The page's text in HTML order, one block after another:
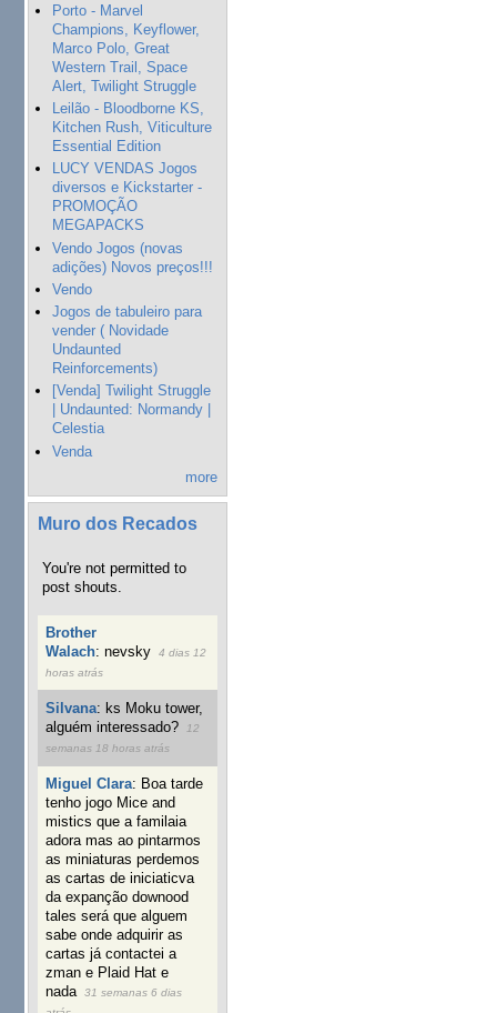
Porto - Marvel
Champions, Keyflower,
Marco Polo, Great
Western Trail, Space
Alert, Twilight Struggle
Leilão - Bloodborne KS,
Kitchen Rush, Viticulture
Essential Edition
LUCY VENDAS Jogos
diversos e Kickstarter -
PROMOÇÃO
MEGAPACKS
Vendo Jogos (novas
adições) Novos preços!!!
Vendo
Jogos de tabuleiro para
vender ( Novidade
Undaunted
Reinforcements)
[Venda] Twilight Struggle
| Undaunted: Normandy |
Celestia
Venda
more
Muro dos Recados
You're not permitted to
post shouts.
Brother
Walach:nevsky
4 dias 12
horas atrás
Silvana: ks Moku tower,
alguém interessado?
12
semanas 18 horas atrás
Miguel Clara: Boa tarde
tenho jogo Mice and
mistics que a familaia
adora mas ao pintarmos
as miniaturas perdemos
as cartas de iniciaticva
da expanção downood
tales será que alguem
sabe onde adquirir as
cartas já contactei a
zman e Plaid Hat e
nada
31 semanas 6 dias